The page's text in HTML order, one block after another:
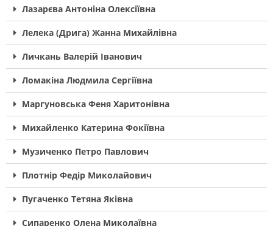
Лазарєва Антоніна Олексіївна
Лелека (Дрига) Жанна Михайлівна
Личкань Валерій Іванович
Ломакіна Людмила Сергіївна
Маргуновська Феня Харитонівна
Михайленко Катерина Фокіївна
Музиченко Петро Павлович
Плотнір Федір Миколайович
Пугаченко Тетяна Яківна
Сипаренко Олена Миколаївна